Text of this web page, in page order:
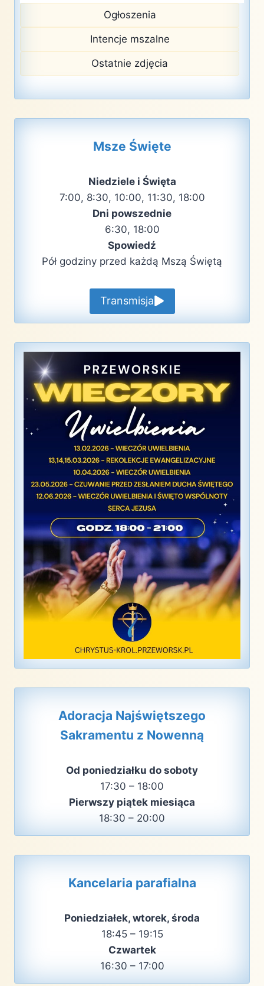
Ogłoszenia
Intencje mszalne
Ostatnie zdjęcia
Msze Święte
Niedziele i Święta
7:00, 8:30, 10:00, 11:30, 18:00
Dni powszednie
6:30, 18:00
Spowiedź
Pół godziny przed każdą Mszą Świętą
Transmisja
Adoracja Najświętszego
Sakramentu z Nowenną
Od poniedziałku do soboty
17:30 – 18:00
Pierwszy piątek miesiąca
18:30 – 20:00
Kancelaria parafialna
Poniedziałek, wtorek, środa
18:45 – 19:15
Czwartek
16:30 – 17:00